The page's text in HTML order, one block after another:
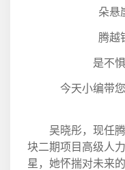
朵悬
腾越
是不
今天小编带
吴晓彤，现任
块二期项目高级人
星，她怀揣对未来